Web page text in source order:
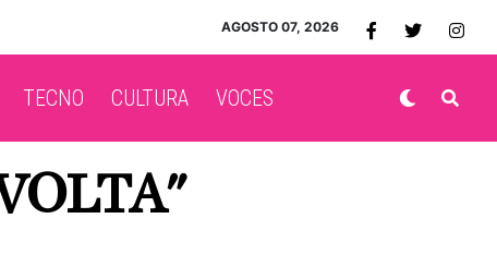
AGOSTO 07, 2026
TECNO CULTURA VOCES